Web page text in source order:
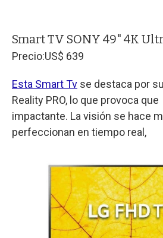
Smart TV SONY 49" 4K
Precio:US$ 639
Esta Smart Tv se destaca por
Reality PRO, lo que provoca
impactante. La visión se hace
perfeccionan en tiempo real,